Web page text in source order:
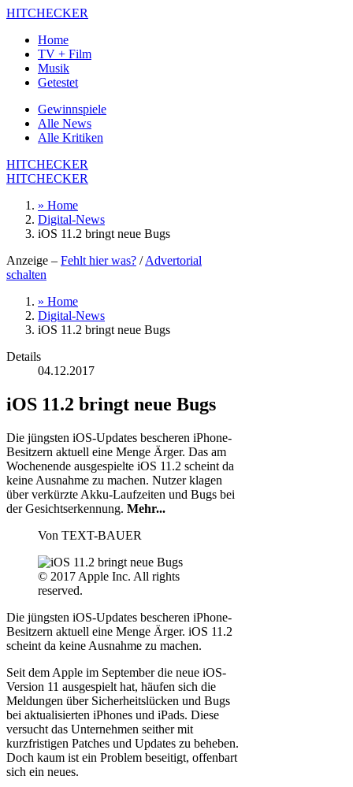
HITCHECKER
Home
TV + Film
Musik
Getestet
Gewinnspiele
Alle News
Alle Kritiken
HITCHECKER
HITCHECKER
» Home
Digital-News
iOS 11.2 bringt neue Bugs
Anzeige – Fehlt hier was? /Advertorial
schalten
» Home
Digital-News
iOS 11.2 bringt neue Bugs
Details
04.12.2017
iOS 11.2 bringt neue Bugs
Die jüngsten iOS-Updates bescheren iPhone-
Besitzern aktuell eine Menge Ärger. Das am
Wochenende ausgespielte iOS 11.2 scheint da
keine Ausnahme zu machen. Nutzer klagen
über verkürzte Akku-Laufzeiten und Bugs bei
der Gesichtserkennung. Mehr...
Von TEXT-BAUER
© 2017 Apple Inc. All rights
reserved.
Die jüngsten iOS-Updates bescheren iPhone-
Besitzern aktuell eine Menge Ärger. iOS 11.2
scheint da keine Ausnahme zu machen.
Seit dem Apple im September die neue iOS-
Version 11 ausgespielt hat, häufen sich die
Meldungen über Sicherheitslücken und Bugs
bei aktualisierten iPhones und iPads. Diese
versucht das Unternehmen seither mit
kurzfristigen Patches und Updates zu beheben.
Doch kaum ist ein Problem beseitigt, offenbart
sich ein neues.